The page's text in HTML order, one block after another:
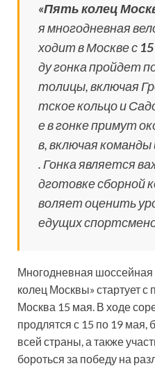
«Пять колец
я многодневная
ходит в Москве с
ду гонка пройдет
толицы, включая
тское кольцо и
е в гонке примут
в, включая команды
. Гонка является
дготовке сборной
воляет оценить
едущих
Многодневная шоссейная
колец Москвы» стартует
Москва 15 мая. В ходе
продлятся с 15 по 19 мая,
всей страны, а также
бороться за победу на